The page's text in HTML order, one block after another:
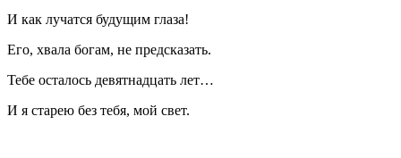
И как лучатся будущим глаза!
Его, хвала богам, не предсказать.
Тебе осталось девятнадцать лет…
И я старею без тебя, мой свет.